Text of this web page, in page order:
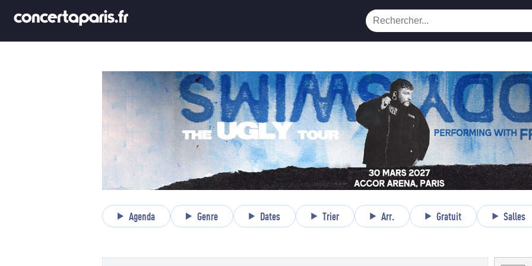
Agenda Genre Dates Trier Arr. Gratuit Salles